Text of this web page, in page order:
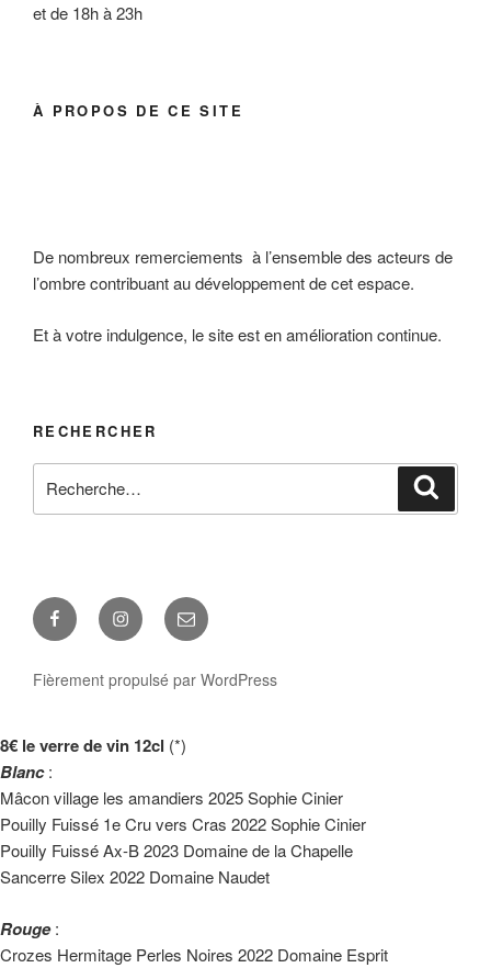
et de 18h à 23h
À PROPOS DE CE SITE
De nombreux remerciements à l’ensemble des acteurs de
l’ombre contribuant au développement de cet espace.
Et à votre indulgence, le site est en amélioration continue.
RECHERCHER
pour
FacebookInstagramE-
mail
Fièrement propulsé par WordPress
8€ le verre de vin 12cl (*)
Blanc :
Mâcon village les amandiers 2025 Sophie Cinier
Pouilly Fuissé 1e Cru vers Cras 2022 Sophie Cinier
Pouilly Fuissé Ax-B 2023 Domaine de la Chapelle
Sancerre Silex 2022 Domaine Naudet
Rouge :
Crozes Hermitage Perles Noires 2022 Domaine Esprit